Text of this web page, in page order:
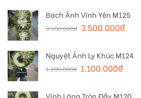
Bạch Ảnh Vĩnh Yên M125
3.550.000₫ 3.500.000₫
Nguyệt Ảnh Ly Khúc M124
1.200.000₫ 1.100.000₫
Vĩnh Lặng Tròn Đầy M120